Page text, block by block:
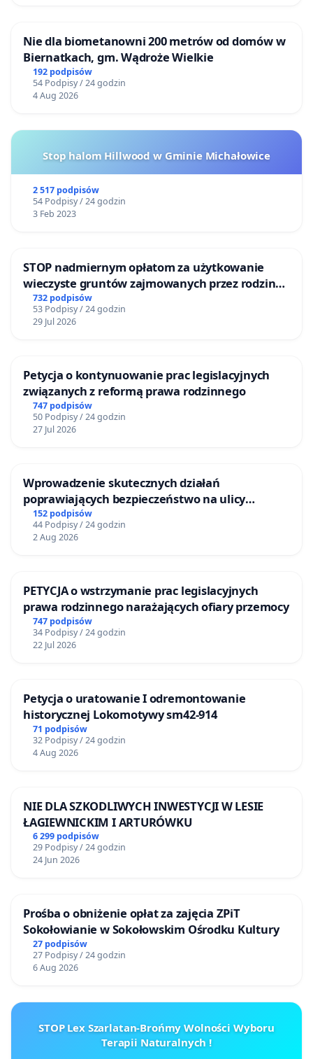
Nie dla biometanowni 200 metrów od domów w
Biernatkach, gm. Wądroże Wielkie
192 podpisów
54 Podpisy / 24 godzin
4 Aug 2026
Stop halom Hillwood w Gminie Michałowice
2 517 podpisów
54 Podpisy / 24 godzin
3 Feb 2023
STOP nadmiernym opłatom za użytkowanie
wieczyste gruntów zajmowanych przez rodzinne
ogrody działkowe.
732 podpisów
53 Podpisy / 24 godzin
29 Jul 2026
Petycja o kontynuowanie prac legislacyjnych
związanych z reformą prawa rodzinnego
747 podpisów
50 Podpisy / 24 godzin
27 Jul 2026
Wprowadzenie skutecznych działań
poprawiających bezpieczeństwo na ulicy
Żeromskiego w Otwocku
152 podpisów
44 Podpisy / 24 godzin
2 Aug 2026
PETYCJA o wstrzymanie prac legislacyjnych
prawa rodzinnego narażających ofiary przemocy
747 podpisów
34 Podpisy / 24 godzin
22 Jul 2026
Petycja o uratowanie I odremontowanie
historycznej Lokomotywy sm42-914
71 podpisów
32 Podpisy / 24 godzin
4 Aug 2026
NIE DLA SZKODLIWYCH INWESTYCJI W LESIE
ŁAGIEWNICKIM I ARTURÓWKU
6 299 podpisów
29 Podpisy / 24 godzin
24 Jun 2026
Prośba o obniżenie opłat za zajęcia ZPiT
Sokołowianie w Sokołowskim Ośrodku Kultury
27 podpisów
27 Podpisy / 24 godzin
6 Aug 2026
STOP Lex Szarlatan-Brońmy Wolności Wyboru
Terapii Naturalnych !